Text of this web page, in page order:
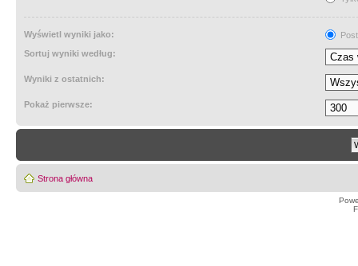
Wyświetl wyniki jako:
Sortuj wyniki według:
Wyniki z ostatnich:
Pokaż pierwsze:
Strona główna